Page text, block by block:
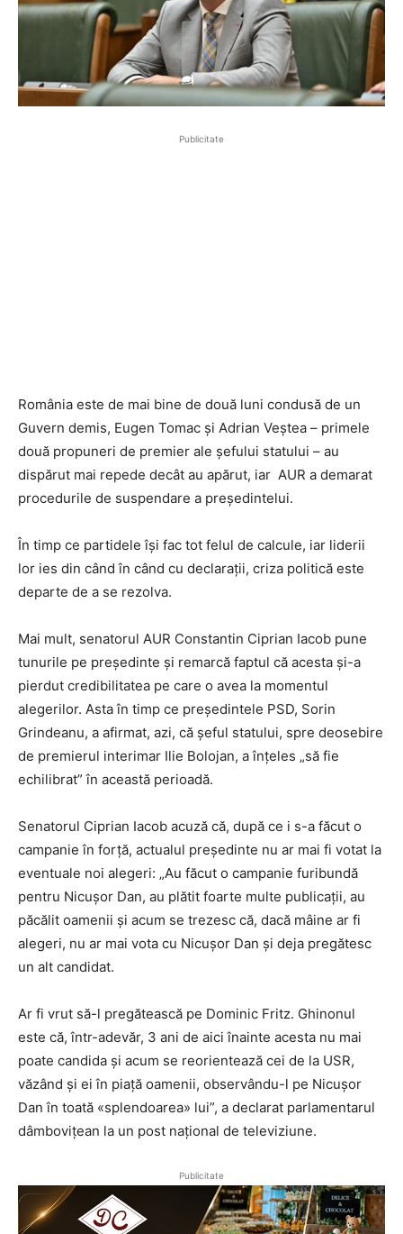
Publicitate
România este de mai bine de două luni condusă de un
Guvern demis, Eugen Tomac și Adrian Veștea – primele
două propuneri de premier ale șefului statului – au
dispărut mai repede decât au apărut, iar AUR a demarat
procedurile de suspendare a președintelui.
În timp ce partidele își fac tot felul de calcule, iar liderii
lor ies din când în când cu declarații, criza politică este
departe de a se rezolva.
Mai mult, senatorul AUR Constantin Ciprian Iacob pune
tunurile pe președinte și remarcă faptul că acesta și-a
pierdut credibilitatea pe care o avea la momentul
alegerilor. Asta în timp ce președintele PSD, Sorin
Grindeanu, a afirmat, azi, că șeful statului, spre deosebire
de premierul interimar Ilie Bolojan, a înțeles „să fie
echilibrat” în această perioadă.
Senatorul Ciprian Iacob acuză că, după ce i s-a făcut o
campanie în forță, actualul președinte nu ar mai fi votat la
eventuale noi alegeri: „Au făcut o campanie furibundă
pentru Nicușor Dan, au plătit foarte multe publicații, au
păcălit oamenii și acum se trezesc că, dacă mâine ar fi
alegeri, nu ar mai vota cu Nicușor Dan și deja pregătesc
un alt candidat.
Ar fi vrut să-l pregătească pe Dominic Fritz. Ghinonul
este că, într-adevăr, 3 ani de aici înainte acesta nu mai
poate candida și acum se reorientează cei de la USR,
văzând și ei în piață oamenii, observându-l pe Nicușor
Dan în toată «splendoarea» lui”, a declarat parlamentarul
dâmbovițean la un post național de televiziune.
Publicitate